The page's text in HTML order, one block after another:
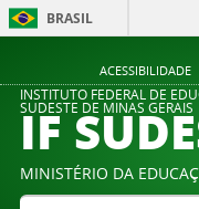
ACESSIBILIDADE
BRASIL
INSTITUTO FEDERAL DE
SUDESTE DE MINAS GERAIS
IF
MINISTÉRIO DA
Buscar no portal